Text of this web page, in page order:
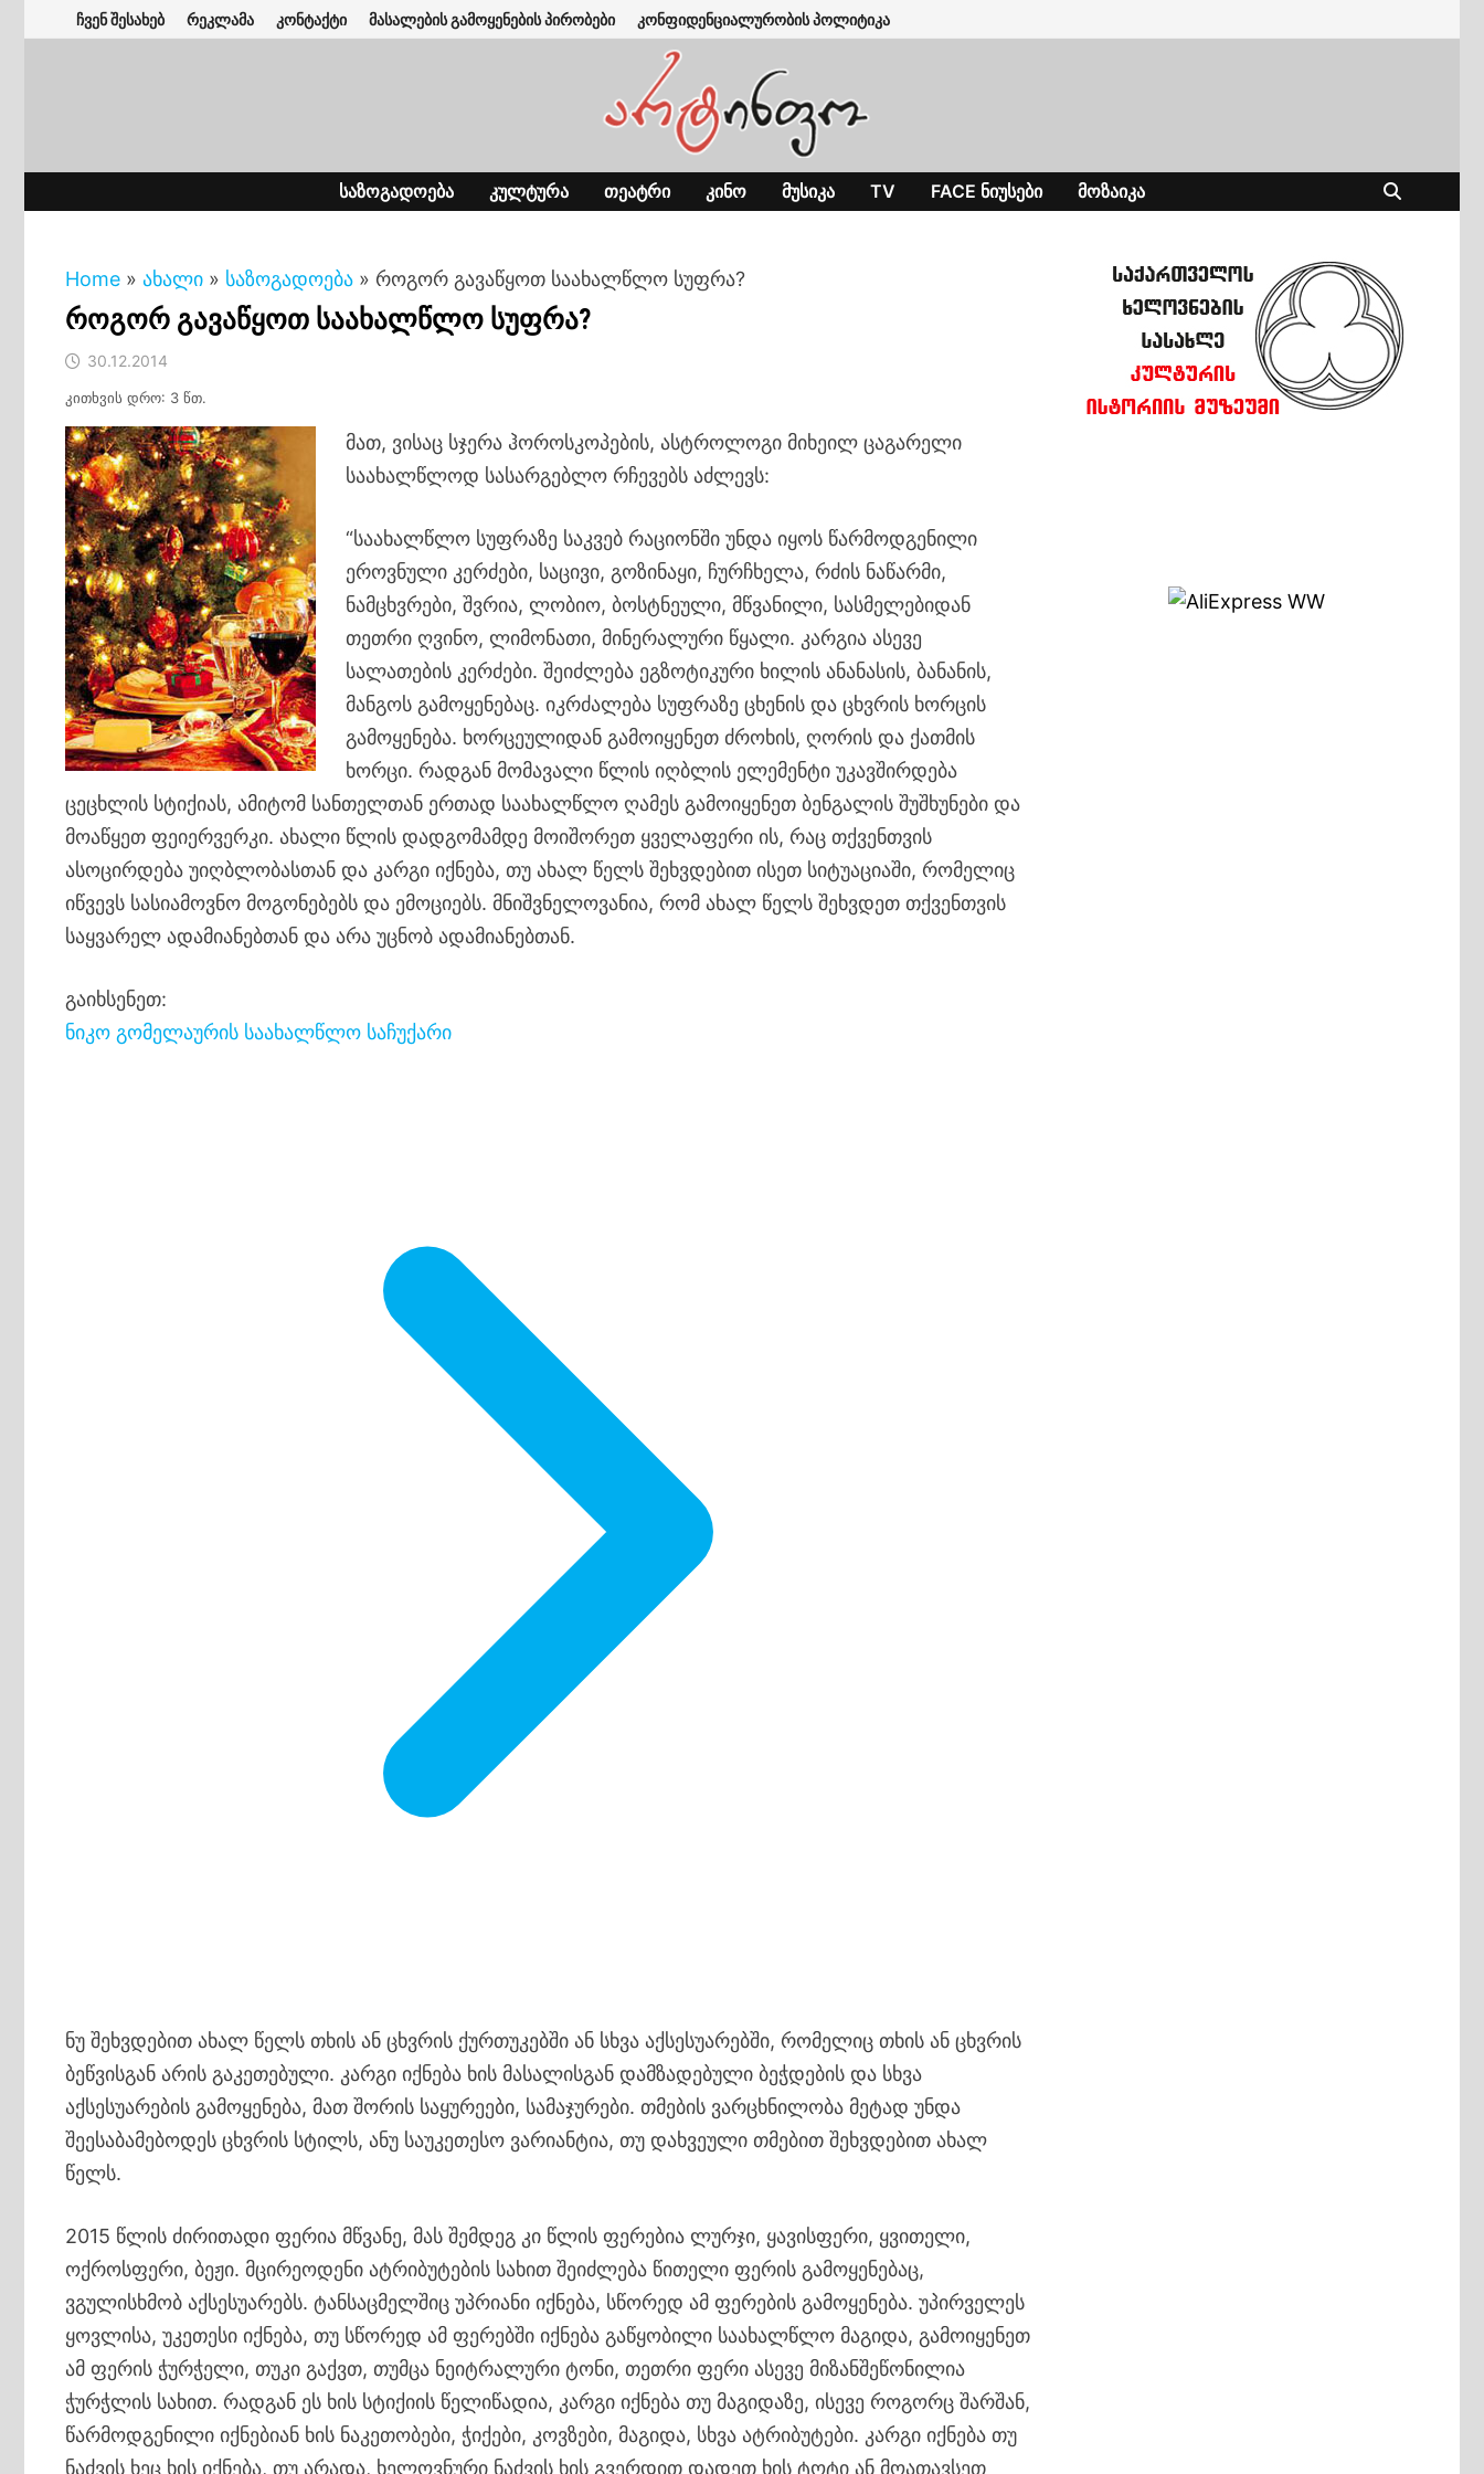
to
ჩვენ შესახებ რეკლამა კონტაქტი მასალების გამოყენების პირობები კონფიდენციალურობის პოლიტიკა
ᲡᲐᲖᲝᲒᲐᲓᲝᲔᲑᲐ ᲙᲣᲚᲢᲣᲠᲐ ᲗᲔᲐᲢᲠᲘ ᲙᲘᲜᲝ ᲛᲣᲡᲘᲙᲐ TV FACE ᲜᲘᲣᲡᲔᲑᲘ ᲛᲝᲖᲐᲘᲙᲐ
Home » ახალი » საზოგადოება » როგორ გავაწყოთ საახალწლო სუფრა?
როგორ გავაწყოთ საახალწლო სუფრა?
30.12.2014
კითხვის დრო: 3 წთ.
მათ, ვისაც სჯერა ჰოროსკოპების, ასტროლოგი მიხეილ ცაგარელი
საახალწლოდ სასარგებლო რჩევებს აძლევს:
“საახალწლო სუფრაზე საკვებ რაციონში უნდა იყოს წარმოდგენილი
ეროვნული კერძები, საცივი, გოზინაყი, ჩურჩხელა, რძის ნაწარმი,
ნამცხვრები, შვრია, ლობიო, ბოსტნეული, მწვანილი, სასმელებიდან
თეთრი ღვინო, ლიმონათი, მინერალური წყალი. კარგია ასევე
სალათების კერძები. შეიძლება ეგზოტიკური ხილის ანანასის, ბანანის,
მანგოს გამოყენებაც. იკრძალება სუფრაზე ცხენის და ცხვრის ხორცის
გამოყენება. ხორცეულიდან გამოიყენეთ ძროხის, ღორის და ქათმის
ხორცი. რადგან მომავალი წლის იღბლის ელემენტი უკავშირდება
ცეცხლის სტიქიას, ამიტომ სანთელთან ერთად საახალწლო ღამეს გამოიყენეთ ბენგალის შუშხუნები და
მოაწყეთ ფეიერვერკი. ახალი წლის დადგომამდე მოიშორეთ ყველაფერი ის, რაც თქვენთვის
ასოცირდება უიღბლობასთან და კარგი იქნება, თუ ახალ წელს შეხვდებით ისეთ სიტუაციაში, რომელიც
იწვევს სასიამოვნო მოგონებებს და ემოციებს. მნიშვნელოვანია, რომ ახალ წელს შეხვდეთ თქვენთვის
საყვარელ ადამიანებთან და არა უცნობ ადამიანებთან.
გაიხსენეთ:
ნიკო გომელაურის საახალწლო საჩუქარი
ნუ შეხვდებით ახალ წელს თხის ან ცხვრის ქურთუკებში ან სხვა აქსესუარებში, რომელიც თხის ან ცხვრის
ბეწვისგან არის გაკეთებული. კარგი იქნება ხის მასალისგან დამზადებული ბეჭდების და სხვა
აქსესუარების გამოყენება, მათ შორის საყურეები, სამაჯურები. თმების ვარცხნილობა მეტად უნდა
შეესაბამებოდეს ცხვრის სტილს, ანუ საუკეთესო ვარიანტია, თუ დახვეული თმებით შეხვდებით ახალ
წელს.
2015 წლის ძირითადი ფერია მწვანე, მას შემდეგ კი წლის ფერებია ლურჯი, ყავისფერი, ყვითელი,
ოქროსფერი, ბეჟი. მცირეოდენი ატრიბუტების სახით შეიძლება წითელი ფერის გამოყენებაც,
ვგულისხმობ აქსესუარებს. ტანსაცმელშიც უპრიანი იქნება, სწორედ ამ ფერების გამოყენება. უპირველეს
ყოვლისა, უკეთესი იქნება, თუ სწორედ ამ ფერებში იქნება გაწყობილი საახალწლო მაგიდა, გამოიყენეთ
ამ ფერის ჭურჭელი, თუკი გაქვთ, თუმცა ნეიტრალური ტონი, თეთრი ფერი ასევე მიზანშეწონილია
ჭურჭლის სახით. რადგან ეს ხის სტიქიის წელიწადია, კარგი იქნება თუ მაგიდაზე, ისევე როგორც შარშან,
წარმოდგენილი იქნებიან ხის ნაკეთობები, ჭიქები, კოვზები, მაგიდა, სხვა ატრიბუტები. კარგი იქნება თუ
ნაძვის ხეც ხის იქნება, თუ არადა, ხელოვნური ნაძვის ხის გვერდით დადეთ ხის ტოტი ან მოათავსეთ